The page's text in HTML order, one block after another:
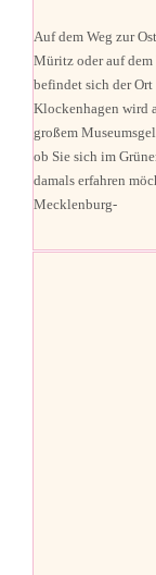
Auf dem Weg zur
Müritz oder auf
befindet sich der
Klockenhagen wird
großem
ob Sie sich im
damals erfahren
Mecklenburg-